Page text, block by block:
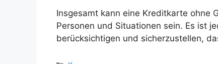
Insgesamt kann eine Kreditkarte ohne
Personen und Situationen sein. Es ist
berücksichtigen und sicherzustellen,